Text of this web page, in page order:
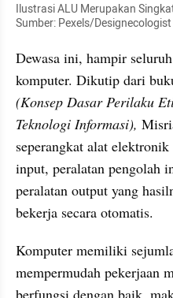
Ilustrasi ALU Merupakan
Sumber: Pexels/Designecologist
Dewasa ini, hampir
komputer. Dikutip dari
(Konsep Dasar Perilaku
Teknologi Informasi),
seperangkat alat
input, peralatan pengolah
peralatan output yang
bekerja secara otomatis.
Komputer memiliki
mempermudah pekerjaan